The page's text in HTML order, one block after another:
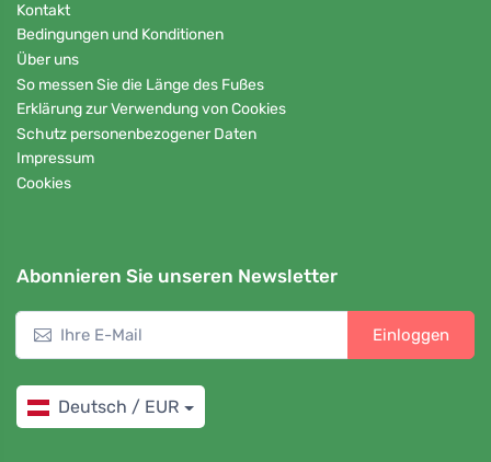
Kontakt
Bedingungen und Konditionen
Über uns
So messen Sie die Länge des Fußes
Erklärung zur Verwendung von Cookies
Schutz personenbezogener Daten
Impressum
Cookies
Abonnieren Sie unseren Newsletter
Einloggen
Deutsch / EUR